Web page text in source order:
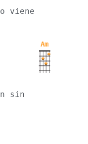
viene
Am
sin